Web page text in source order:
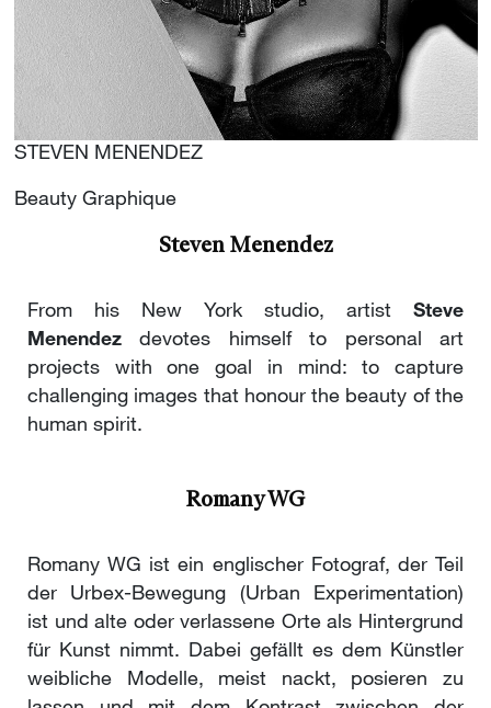
STEVEN MENENDEZ
Beauty Graphique
Steven Menendez
From his New York studio, artist Steve
Menendezdevotes himself to personal art
projects with one goal in mind: to capture
challenging images that honour the beauty of the
human spirit.
Romany WG
Romany WG ist ein englischer Fotograf, der Teil
der Urbex-Bewegung (Urban Experimentation)
ist und alte oder verlassene Orte als Hintergrund
für Kunst nimmt. Dabei gefällt es dem Künstler
weibliche Modelle, meist nackt, posieren zu